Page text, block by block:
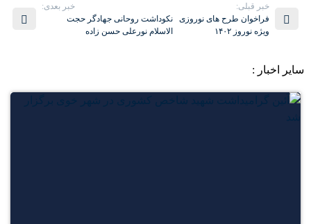
خبر قبلی:
فراخوان طرح های نوروزی
ویژه نوروز ۱۴۰۲
خبر بعدی:
نکوداشت روحانی جهادگر حجت
الاسلام نورعلی حسن زاده
سایر اخبار :